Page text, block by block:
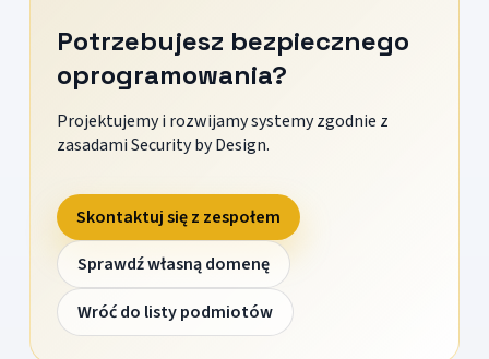
Potrzebujesz bezpiecznego
oprogramowania?
Projektujemy i rozwijamy systemy zgodnie z
zasadami Security by Design.
Skontaktuj się z zespołem
Sprawdź własną domenę
Wróć do listy podmiotów